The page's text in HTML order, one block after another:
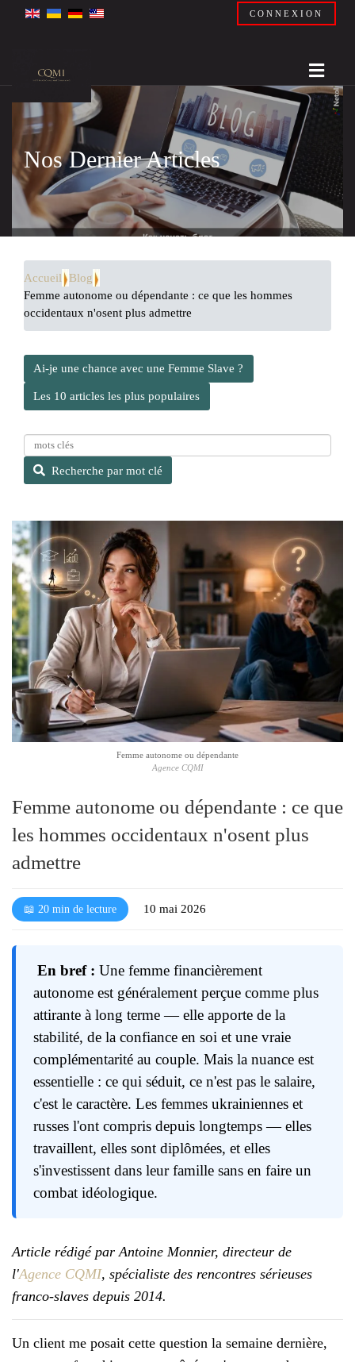
CONNEXION
Nos Dernier Articles
Accueil
Blog
Femme autonome ou dépendante : ce que les hommes
occidentaux n'osent plus admettre
Ai-je une chance avec une Femme Slave ?
Les 10 articles les plus populaires
e
r
c
e
p
a
r
m
o
t
l
é
Recherche par mot clé
Femme autonome ou dépendante
Agence CQMI
Femme autonome ou dépendante : ce que
les hommes occidentaux n'osent plus
admettre
📖 20 min de lecture 10 mai 2026
En bref : Une femme financièrement
autonome est généralement perçue comme plus
attirante à long terme — elle apporte de la
stabilité, de la confiance en soi et une vraie
complémentarité au couple. Mais la nuance est
essentielle : ce qui séduit, ce n'est pas le salaire,
c'est le caractère. Les femmes ukrainiennes et
russes l'ont compris depuis longtemps — elles
travaillent, elles sont diplômées, et elles
s'investissent dans leur famille sans en faire un
combat idéologique.
Article rédigé par Antoine Monnier, directeur de
l'Agence CQMI, spécialiste des rencontres sérieuses
franco-slaves depuis 2014.
Un client me posait cette question la semaine dernière,